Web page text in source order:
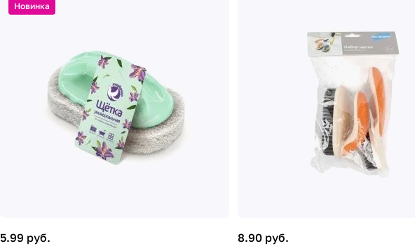
Новинка
5.99 руб. 8.90 руб.